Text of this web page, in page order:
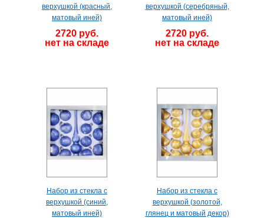
верхушкой (красный,
матовый иней)
2720 руб.
нет на складе
верхушкой (серебряный,
матовый иней)
2720 руб.
нет на складе
Набор из стекла с
верхушкой (синий,
матовый иней)
Набор из стекла с
верхушкой (золотой,
глянец и матовый декор)